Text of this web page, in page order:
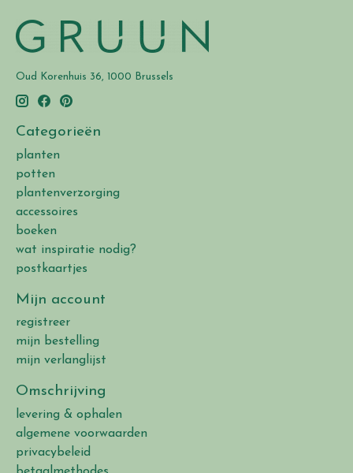
Oud Korenhuis 36, 1000 Brussels
Categorieën
planten
potten
plantenverzorging
accessoires
boeken
wat inspiratie nodig?
postkaartjes
Mijn account
registreer
mijn bestelling
mijn verlanglijst
Omschrijving
levering & ophalen
algemene voorwaarden
privacybeleid